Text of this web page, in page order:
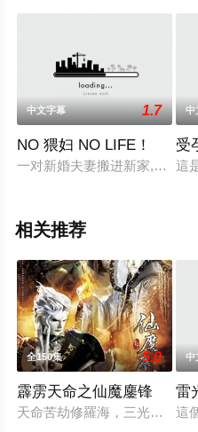
中文字幕 1.7
NO 猥妇 NO LIFE！
一对新婚夫妻搬进新家,结果
中
受
這
相关推荐
全150集 5.0
霹雳天命之仙魔鏖锋
天命苦劫修羅海，三光盡現仙
中
雷
這